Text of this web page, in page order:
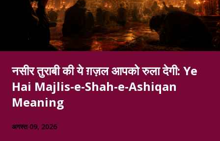
नसीर तुराबी की ये ग़ज़ल आपको रुला देगी: Ye
Hai Majlis-e-Shah-e-Ashiqan
Meaning
अगस्त 09, 2026